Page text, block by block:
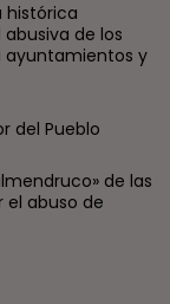
histórica
de los
ayuntamientos y
del Pueblo
de las
el abuso de